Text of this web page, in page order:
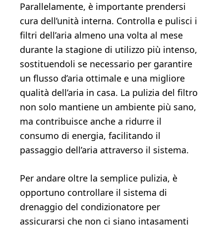
Parallelamente, è importante prendersi
cura dell’unità interna. Controlla e pulisci i
filtri dell’aria almeno una volta al mese
durante la stagione di utilizzo più intenso,
sostituendoli se necessario per garantire
un flusso d’aria ottimale e una migliore
qualità dell’aria in casa. La pulizia del filtro
non solo mantiene un ambiente più sano,
ma contribuisce anche a ridurre il
consumo di energia, facilitando il
passaggio dell’aria attraverso il sistema.
Per andare oltre la semplice pulizia, è
opportuno controllare il sistema di
drenaggio del condizionatore per
assicurarsi che non ci siano intasamenti